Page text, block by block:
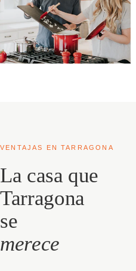
VENTAJAS EN TARRAGONA
La casa que
Tarragona
se
merece